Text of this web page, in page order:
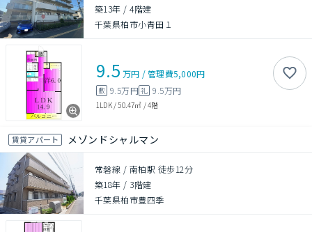
築13年 /4階建
千葉県柏市小青田１
9.5 万円 /管理費5,000円
敷 9.5万円礼 9.5万円
1LDK/50.47㎡ /4階
賃貸アパート メゾンドシャルマン
常磐線 / 南柏駅 徒歩12分
築18年 / 3階建
千葉県柏市豊四季